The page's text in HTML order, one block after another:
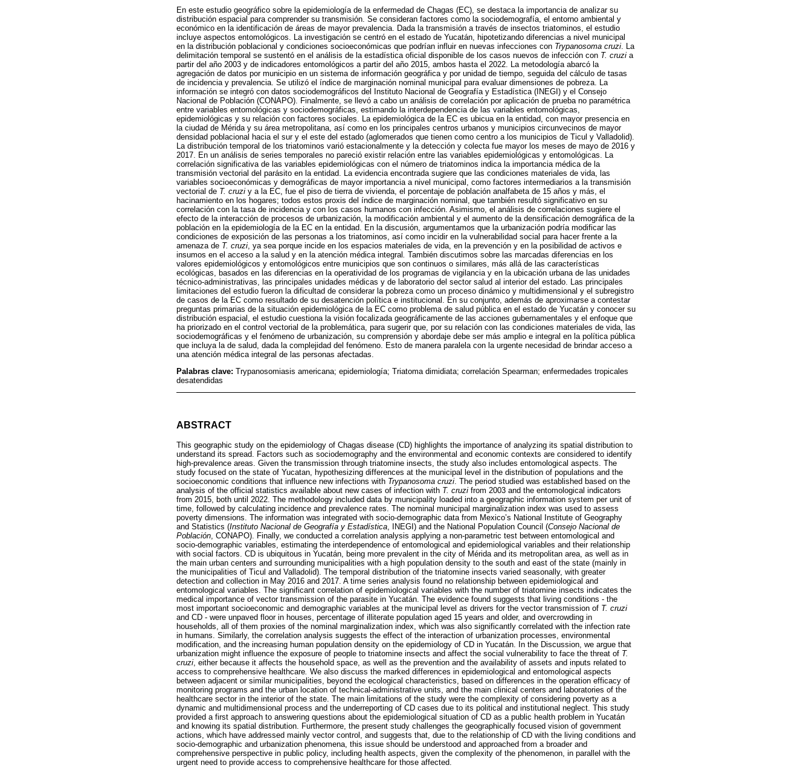
En este estudio geográfico sobre la epidemiología de la enfermedad de Chagas (EC), se destaca la importancia de analizar su
distribución espacial para comprender su transmisión. Se consideran factores como la sociodemografía, el entorno ambiental y
económico en la identificación de áreas de mayor prevalencia. Dada la transmisión a través de insectos triatominos, el estudio
incluye aspectos entomológicos. La investigación se centró en el estado de Yucatán, hipotetizando diferencias a nivel municipal
en la distribución poblacional y condiciones socioeconómicas que podrían influir en nuevas infecciones con Trypanosoma cruzi . La
delimitación temporal se sustentó en el análisis de la estadística oficial disponible de los casos nuevos de infección con T. cruzi a
partir del año 2003 y de indicadores entomológicos a partir del año 2015, ambos hasta el 2022. La metodología abarcó la
agregación de datos por municipio en un sistema de información geográfica y por unidad de tiempo, seguida del cálculo de tasas
de incidencia y prevalencia. Se utilizó el índice de marginación nominal municipal para evaluar dimensiones de pobreza. La
información se integró con datos sociodemográficos del Instituto Nacional de Geografía y Estadística (INEGI) y el Consejo
Nacional de Población (CONAPO). Finalmente, se llevó a cabo un análisis de correlación por aplicación de prueba no paramétrica
entre variables entomológicas y sociodemográficas, estimando la interdependencia de las variables entomológicas,
epidemiológicas y su relación con factores sociales. La epidemiológica de la EC es ubicua en la entidad, con mayor presencia en
la ciudad de Mérida y su área metropolitana, así como en los principales centros urbanos y municipios circunvecinos de mayor
densidad poblacional hacia el sur y el este del estado (aglomerados que tienen como centro a los municipios de Ticul y Valladolid).
La distribución temporal de los triatominos varió estacionalmente y la detección y colecta fue mayor los meses de mayo de 2016 y
2017. En un análisis de series temporales no pareció existir relación entre las variables epidemiológicas y entomológicas. La
correlación significativa de las variables epidemiológicas con el número de triatominos indica la importancia médica de la
transmisión vectorial del parásito en la entidad. La evidencia encontrada sugiere que las condiciones materiales de vida, las
variables socioeconómicas y demográficas de mayor importancia a nivel municipal, como factores intermediarios a la transmisión
vectorial de T. cruzi y a la EC, fue el piso de tierra de vivienda, el porcentaje de población analfabeta de 15 años y más, el
hacinamiento en los hogares; todos estos proxis del índice de marginación nominal, que también resultó significativo en su
correlación con la tasa de incidencia y con los casos humanos con infección. Asimismo, el análisis de correlaciones sugiere el
efecto de la interacción de procesos de urbanización, la modificación ambiental y el aumento de la densificación demográfica de la
población en la epidemiología de la EC en la entidad. En la discusión, argumentamos que la urbanización podría modificar las
condiciones de exposición de las personas a los triatominos, así como incidir en la vulnerabilidad social para hacer frente a la
amenaza de T. cruzi , ya sea porque incide en los espacios materiales de vida, en la prevención y en la posibilidad de activos e
insumos en el acceso a la salud y en la atención médica integral
También discutimos sobre las marcadas diferencias en los
valores epidemiológicos y entomológicos entre municipios que son continuos o similares, más allá de las características
ecológicas, basados en las diferencias en la operatividad de los programas de vigilancia y en la ubicación urbana de las unidades
técnico-administrativas, las principales unidades médicas y de laboratorio del sector salud al interior del estado. Las principales
limitaciones del estudio fueron la dificultad de considerar la pobreza como un proceso dinámico y multidimensional y el subregistro
de casos de la EC como resultado de su desatención política e institucional. En su conjunto, además de aproximarse a contestar
preguntas primarias de la situación epidemiológica de la EC como problema de salud pública en el estado de Yucatán y conocer su
distribución espacial, el estudio cuestiona la visión focalizada geográficamente de las acciones gubernamentales y el enfoque que
ha priorizado en el control vectorial de la problemática, para sugerir que, por su relación con las condiciones materiales de vida, las
sociodemográficas y el fenómeno de urbanización, su comprensión y abordaje debe ser más amplio e integral en la política pública
que incluya la de salud, dada la complejidad del fenómeno. Esto de manera paralela con la urgente necesidad de brindar acceso a
una atención médica integral de las personas afectadas.
Palabras clave: Trypanosomiasis americana; epidemiología; Triatoma dimidiata; correlación Spearman; enfermedades tropicales
desatendidas
ABSTRACT
This geographic study on the epidemiology of Chagas disease (CD) highlights the importance of analyzing its spatial distribution to
understand its spread. Factors such as sociodemography and the environmental and economic contexts are considered to identify
high-prevalence areas. Given the transmission through triatomine insects, the study also includes entomological aspects. The
study focused on the state of Yucatan, hypothesizing differences at the municipal level in the distribution of populations and the
socioeconomic conditions that influence new infections with Trypanosoma cruzi. The period studied was established based on the
analysis of the official statistics available about new cases of infection with T. cruzi from 2003 and the entomological indicators
from 2015, both until 2022. The methodology included data by municipality loaded into a geographic information system per unit of
time, followed by calculating incidence and prevalence rates. The nominal municipal marginalization index was used to assess
poverty dimensions. The information was integrated with socio-demographic data from Mexico’s National Institute of Geography
and Statistics (Instituto Nacional de Geografía y Estadística, INEGI) and the National Population Council (Consejo Nacional de
Población, CONAPO). Finally, we conducted a correlation analysis applying a non-parametric test between entomological and
socio-demographic variables, estimating the interdependence of entomological and epidemiological variables and their relationship
with social factors. CD is ubiquitous in Yucatán, being more prevalent in the city of Mérida and its metropolitan area, as well as in
the main urban centers and surrounding municipalities with a high population density to the south and east of the state (mainly in
the municipalities of Ticul and Valladolid). The temporal distribution of the triatomine insects varied seasonally, with greater
detection and collection in May 2016 and 2017. A time series analysis found no relationship between epidemiological and
entomological variables. The significant correlation of epidemiological variables with the number of triatomine insects indicates the
medical importance of vector transmission of the parasite in Yucatán. The evidence found suggests that living conditions - the
most important socioeconomic and demographic variables at the municipal level as drivers for the vector transmission of T. cruzi
and CD - were unpaved floor in houses, percentage of illiterate population aged 15 years and older, and overcrowding in
households, all of them proxies of the nominal marginalization index, which was also significantly correlated with the infection rate
in humans. Similarly, the correlation analysis suggests the effect of the interaction of urbanization processes, environmental
modification, and the increasing human population density on the epidemiology of CD in Yucatán. In the Discussion, we argue that
urbanization might influence the exposure of people to triatomine insects and affect the social vulnerability to face the threat of T.
cruzi, either because it affects the household space, as well as the prevention and the availability of assets and inputs related to
access to comprehensive healthcare. We also discuss the marked differences in epidemiological and entomological aspects
between adjacent or similar municipalities, beyond the ecological characteristics, based on differences in the operation efficacy of
monitoring programs and the urban location of technical-administrative units, and the main clinical centers and laboratories of the
healthcare sector in the interior of the state. The main limitations of the study were the complexity of considering poverty as a
dynamic and multidimensional process and the underreporting of CD cases due to its political and institutional neglect. This study
provided a first approach to answering questions about the epidemiological situation of CD as a public health problem in Yucatán
and knowing its spatial distribution. Furthermore, the present study challenges the geographically focused vision of government
actions, which have addressed mainly vector control, and suggests that, due to the relationship of CD with the living conditions and
socio-demographic and urbanization phenomena, this issue should be understood and approached from a broader and
comprehensive perspective in public policy, including health aspects, given the complexity of the phenomenon, in parallel with the
urgent need to provide access to comprehensive healthcare for those affected.